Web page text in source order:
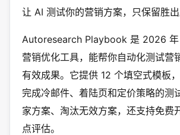
让 AI 测试你的营销方案，只保留胜
Autoresearch Playbook 是 2026 年
营销优化工具，能帮你自动化测试营
有效成果。它提供 12 个填空式模板
完成冷邮件、着陆页和定价策略的测
家方案、淘汰无效方案，还支持免费
点评估。